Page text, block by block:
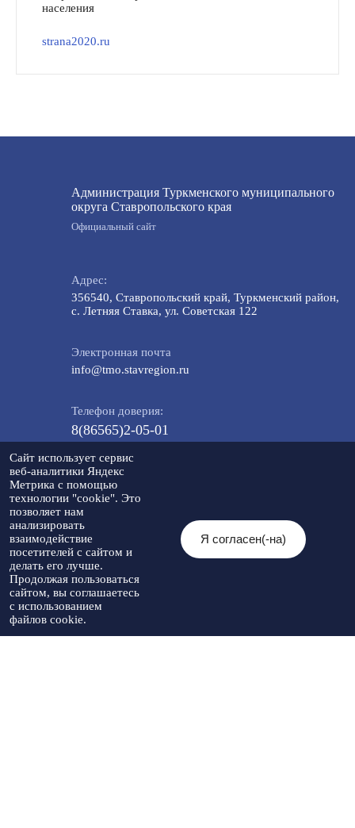
населения
strana2020.ru
Администрация Туркменского муниципального
округа Ставропольского края
Официальный сайт
Адрес:
356540, Ставропольский край, Туркменский район,
с. Летняя Ставка, ул. Советская 122
Электронная почта
info@tmo.stavregion.ru
Телефон доверия:
8(86565)2-05-01
Мы в социальных сетях:
© 2026 Администрация Туркменского
муниципального округа Ставропольского
края
При использовании материалов необходимо
указывать источник публикации
Сайт использует сервис
веб-аналитики Яндекс
Метрика с помощью
технологии "cookie". Это
позволяет нам
анализировать
взаимодействие
посетителей с сайтом и
делать его лучше.
Продолжая пользоваться
сайтом, вы соглашаетесь
с использованием
файлов cookie.
Я согласен(-на)